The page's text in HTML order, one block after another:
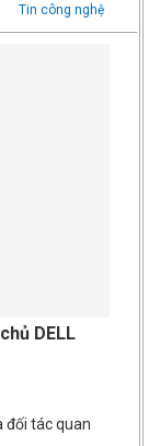
Tin công nghệ
DELL
đối tác quan